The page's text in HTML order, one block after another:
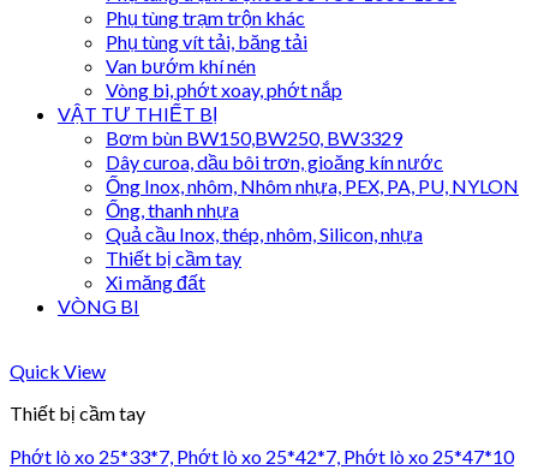
Phụ tùng trạm trộn khác
Phụ tùng vít tải, băng tải
Van bướm khí nén
Vòng bi, phớt xoay, phớt nắp
VẬT TƯ THIẾT BỊ
Bơm bùn BW150,BW250, BW3329
Dây curoa, dầu bôi trơn, gioăng kín nước
Ống Inox, nhôm, Nhôm nhựa, PEX, PA, PU, NYLON
Ống, thanh nhựa
Quả cầu Inox, thép, nhôm, Silicon, nhựa
Thiết bị cầm tay
Xi măng đất
VÒNG BI
Quick View
Thiết bị cầm tay
Phớt lò xo 25*33*7, Phớt lò xo 25*42*7, Phớt lò xo 25*47*10